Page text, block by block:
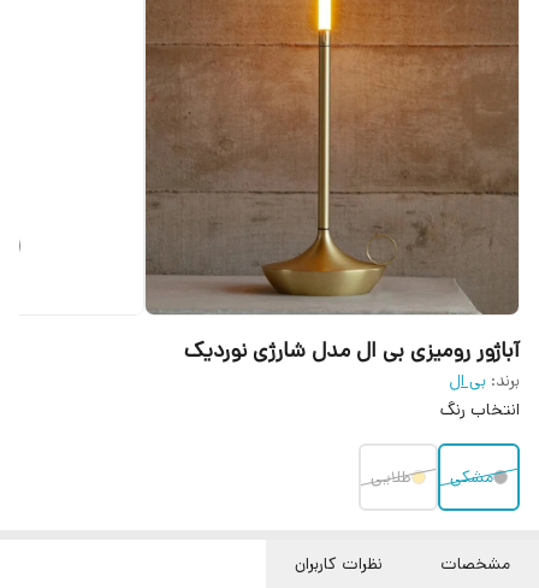
آباژور رومیزی بی ال مدل شارژی نوردیک
برند: بی ال
انتخاب رنگ
مشکی طلایی
مشخصات نظرات کاربران